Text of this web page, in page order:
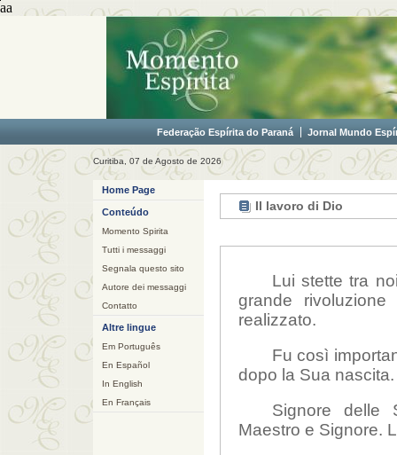
aa
Federação Espírita do Paraná Jornal Mundo
Curitiba, 07 de Agosto de 2026
Home Page
Conteúdo
Momento Spirita
Tutti i messaggi
Segnala questo sito
Autore dei messaggi
Contatto
Altre lingue
Em Português
En Español
In English
En Français
Il lavoro di Dio
Lui stette tra
grande
realizzato.
Fu così
dopo la Sua nascita.
Signore delle
Maestro e Signore.